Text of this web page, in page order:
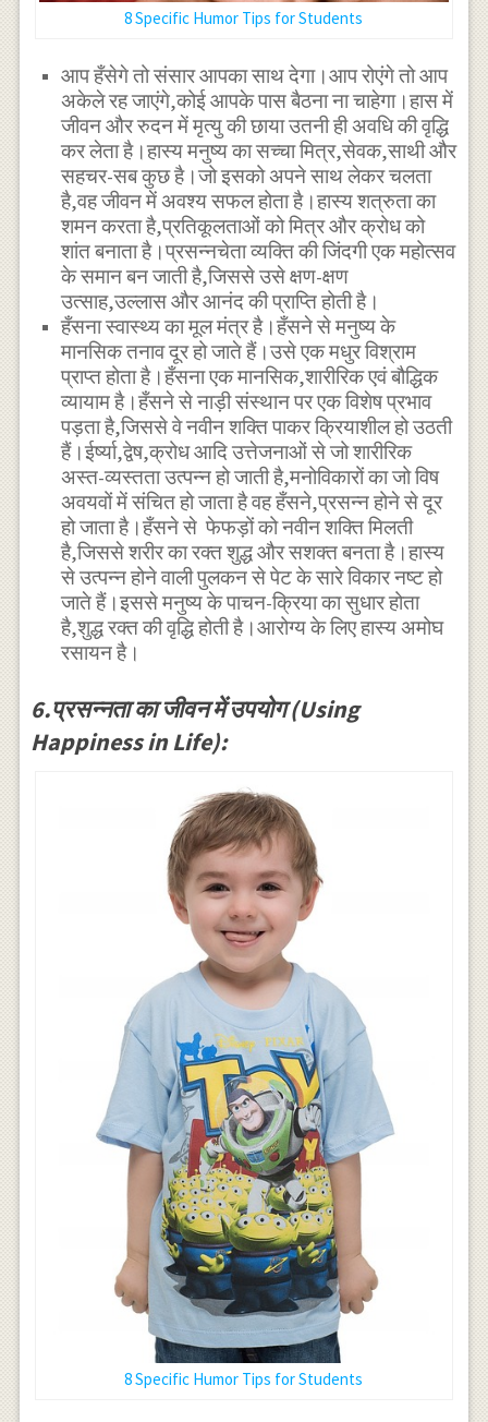
8 Specific Humor Tips for Students
आप हँसेगे तो संसार आपका साथ देगा।आप रोएंगे तो आप
अकेले रह जाएंगे,कोई आपके पास बैठना ना चाहेगा।हास में
जीवन और रुदन में मृत्यु की छाया उतनी ही अवधि की वृद्धि
कर लेता है।हास्य मनुष्य का सच्चा मित्र,सेवक,साथी और
सहचर-सब कुछ है।जो इसको अपने साथ लेकर चलता
है,वह जीवन में अवश्य सफल होता है।हास्य शत्रुता का
शमन करता है,प्रतिकूलताओं को मित्र और क्रोध को
शांत बनाता है।प्रसन्नचेता व्यक्ति की जिंदगी एक महोत्सव
के समान बन जाती है,जिससे उसे क्षण-क्षण
उत्साह,उल्लास और आनंद की प्राप्ति होती है।
हँसना स्वास्थ्य का मूल मंत्र है।हँसने से मनुष्य के
मानसिक तनाव दूर हो जाते हैं।उसे एक मधुर विश्राम
प्राप्त होता है।हँसना एक मानसिक,शारीरिक एवं बौद्धिक
व्यायाम है।हँसने से नाड़ी संस्थान पर एक विशेष प्रभाव
पड़ता है,जिससे वे नवीन शक्ति पाकर क्रियाशील हो उठती
हैं।ईर्ष्या,द्वेष,क्रोध आदि उत्तेजनाओं से जो शारीरिक
अस्त-व्यस्तता उत्पन्न हो जाती है,मनोविकारों का जो विष
अवयवों में संचित हो जाता है वह हँसने,प्रसन्न होने से दूर
हो जाता है।हँसने से फेफड़ों को नवीन शक्ति मिलती
है,जिससे शरीर का रक्त शुद्ध और सशक्त बनता है।हास्य
से उत्पन्न होने वाली पुलकन से पेट के सारे विकार नष्ट हो
जाते हैं।इससे मनुष्य के पाचन-क्रिया का सुधार होता
है,शुद्ध रक्त की वृद्धि होती है।आरोग्य के लिए हास्य अमोघ
रसायन है।
6.प्रसन्नता का जीवन में उपयोग (Using
Happiness in Life):
8 Specific Humor Tips for Students